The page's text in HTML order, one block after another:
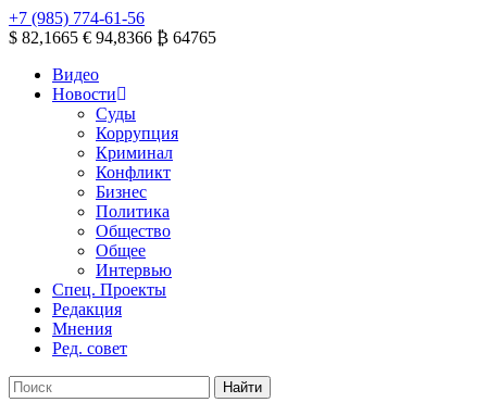
+7 (985) 774-61-56
$ 82,1665 € 94,8366 ₿ 64765
Видео
Новости
Суды
Коррупция
Криминал
Конфликт
Бизнес
Политика
Общество
Общее
Интервью
Спец. Проекты
Редакция
Мнения
Ред. совет